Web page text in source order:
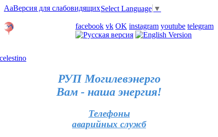
AaВерсия для слабовидящихSelect Language ▼
facebook vk OK instagram youtube telegram
РУП Могилевэнерго
Вам - наша энергия!
Телефоны
аварийных служб